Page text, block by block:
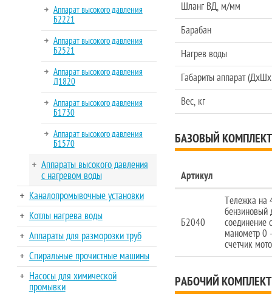
Аппарат высокого давления
Б2221
Аппарат высокого давления
Б2521
Аппарат высокого давления
Д1820
Аппарат высокого давления
Б1730
Аппарат высокого давления
Б1570
Аппараты высокого давления
с нагревом воды
Каналопромывочные установки
Котлы нагрева воды
Аппараты для разморозки труб
Спиральные прочистные машины
Насосы для химической
промывки
Шланг ВД, м/мм
Барабан
Нагрев воды
Габариты аппарат
Вес, кг
БАЗОВЫЙ
Артикул
Б2040
Тележка на
бензиновый
соединение
манометр 0
счетчик
РАБОЧИЙ КОМПЛЕКТ